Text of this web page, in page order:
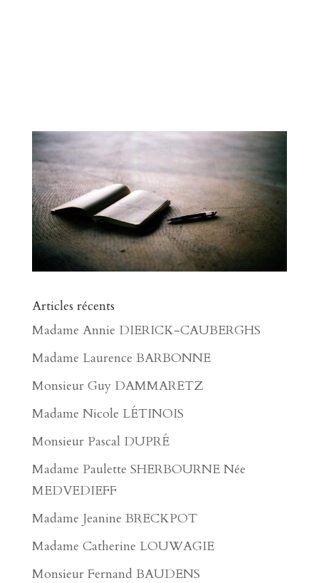
Articles récents
Madame Annie DIERICK-CAUBERGHS
Madame Laurence BARBONNE
Monsieur Guy DAMMARETZ
Madame Nicole LÉTINOIS
Monsieur Pascal DUPRÉ
Madame Paulette SHERBOURNE Née
MEDVEDIEFF
Madame Jeanine BRECKPOT
Madame Catherine LOUWAGIE
Monsieur Fernand BAUDENS